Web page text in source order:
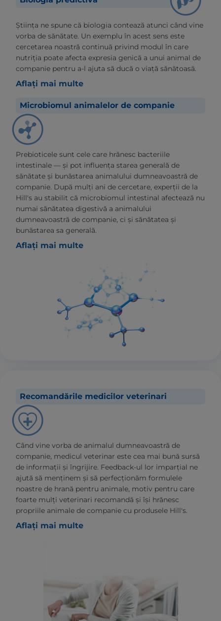
Știința ne spune că biologia contează atunci când vine
vorba de sănătate. Un exemplu în acest sens este
cercetarea noastră continuă privind modul în care
nutriția poate afecta expresia genică a unui animal de
companie pentru a-l ajuta să ducă o viață sănătoasă.
Aflați mai multe
Microbiomul animalelor de companie
Prebioticele sunt cele care hrănesc bacteriile
intestinale — și pot influența starea generală de
sănătate și bunăstarea animalului dumneavoastră de
companie. După mulți ani de cercetare, experții de la
Hill's au stabilit că microbiomul intestinal afectează nu
numai sănătatea digestivă a animalului
dumneavoastră de companie, ci și sănătatea și
bunăstarea sa generală.
Aflați mai multe
Recomandările medicilor veterinari
Când vine vorba de animalul dumneavoastră de
companie, medicul veterinar este cea mai bună sursă
de informații și îngrijire. Feedback-ul lor imparțial ne
ajută să menținem și să perfecționăm formulele
noastre de hrană pentru animale, motiv pentru care
foarte mulți veterinari recomandă și își hrănesc
propriile animale de companie cu produsele Hill's.
Aflați mai multe